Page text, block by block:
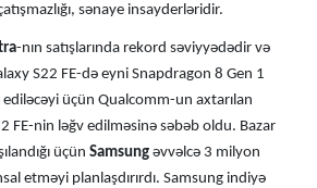
sənaye insayderləridir.
-nın satışlarında rekord səviyyədədir və
S22 FE-də eyni Snapdragon 8 Gen 1
üçün Qualcomm-un axtarılan
FE-nin ləğv edilməsinə səbəb oldu. Bazar
üçün Samsung əvvəlcə 3 milyon
etməyi planlaşdırırdı. Samsung indiyə